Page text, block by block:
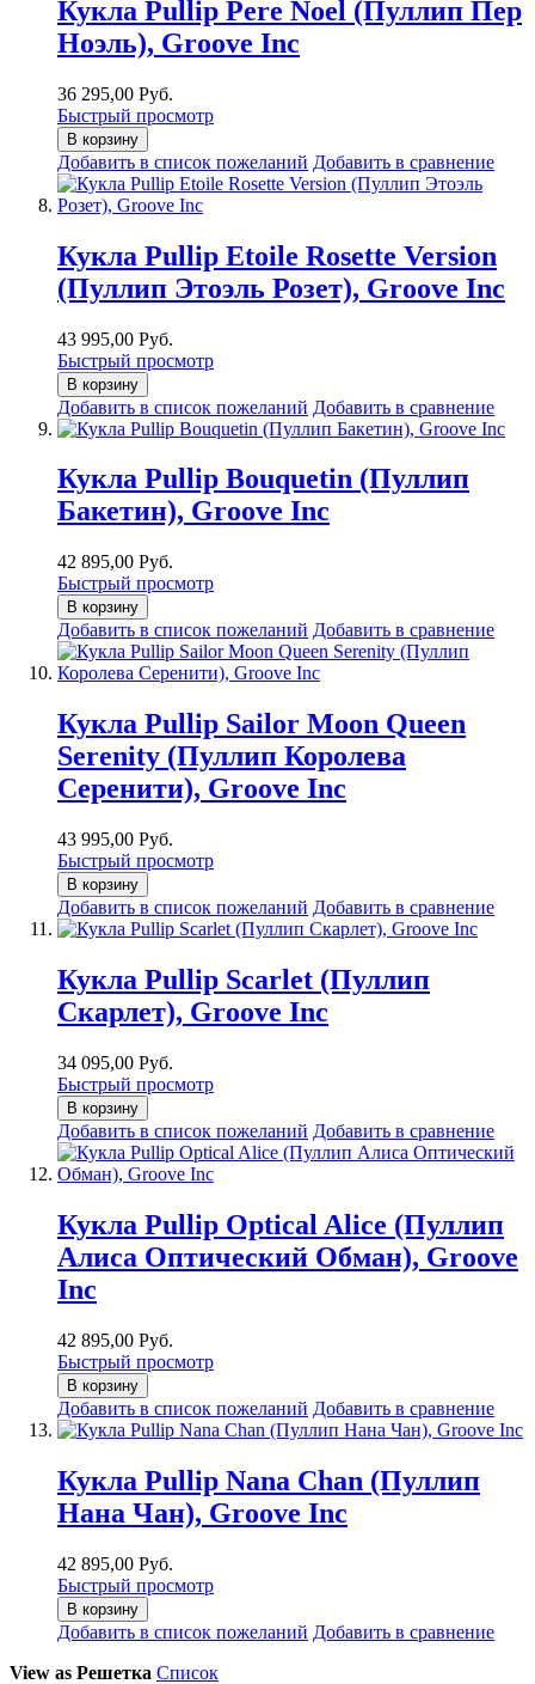
Кукла Pullip Pere Noel (Пуллип Пер
Ноэль), Groove Inc
36 295,00 Руб.
Быстрый просмотр
В корзину
Добавить в список пожеланий Добавить в сравнение
Кукла Pullip Etoile Rosette Version
(Пуллип Этоэль Розет), Groove Inc
43 995,00 Руб.
Быстрый просмотр
В корзину
Добавить в список пожеланий Добавить в сравнение
Кукла Pullip Bouquetin (Пуллип
Бакетин), Groove Inc
42 895,00 Руб.
Быстрый просмотр
В корзину
Добавить в список пожеланий Добавить в сравнение
Кукла Pullip Sailor Moon Queen
Serenity (Пуллип Королева
Серенити), Groove Inc
43 995,00 Руб.
Быстрый просмотр
В корзину
Добавить в список пожеланий Добавить в сравнение
Кукла Pullip Scarlet (Пуллип
Скарлет), Groove Inc
34 095,00 Руб.
Быстрый просмотр
В корзину
Добавить в список пожеланий Добавить в сравнение
Кукла Pullip Optical Alice (Пуллип
Алиса Оптический Обман), Groove
Inc
42 895,00 Руб.
Быстрый просмотр
В корзину
Добавить в список пожеланий Добавить в сравнение
Кукла Pullip Nana Chan (Пуллип
Нана Чан), Groove Inc
42 895,00 Руб.
Быстрый просмотр
В корзину
Добавить в список пожеланий Добавить в сравнение
View as Решетка Список